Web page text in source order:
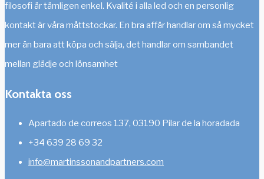
filosofi är tämligen enkel. Kvalité i alla led och en personlig
kontakt är våra måttstockar. En bra affär handlar om så mycket
mer än bara att köpa och sälja, det handlar om sambandet
mellan glädje och lönsamhet
Kontakta oss
Apartado de correos 137, 03190 Pilar de la horadada
+34 639 28 69 32
info@martinssonandpartners.com